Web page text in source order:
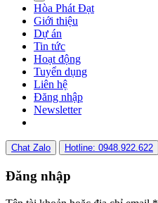
Hòa Phát Đạt
Giới thiệu
Dự án
Tin tức
Hoạt động
Tuyển dụng
Liên hệ
Đăng nhập
Newsletter
Chat Zalo Hotline: 0948.922.622
Đăng nhập